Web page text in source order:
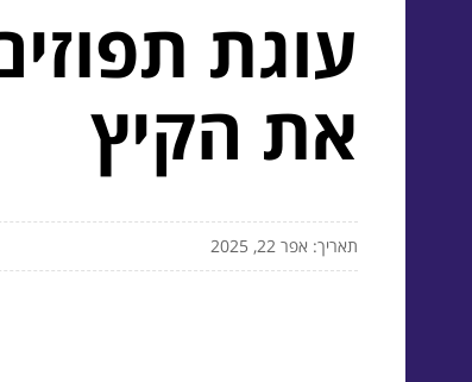
עוגת
את הקיץ
תאריך: אפר 22, 2025